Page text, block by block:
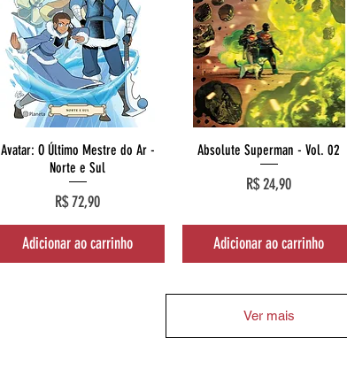
Visualização rápida
Avatar: O Último Mestre do Ar -
Norte e Sul
Preço
R$ 72,90
Adicionar ao carrinho
Visualização rápida
Absolute Superman - Vol. 02
Preço
R$ 24,90
Adicionar ao carrinho
Ver mais